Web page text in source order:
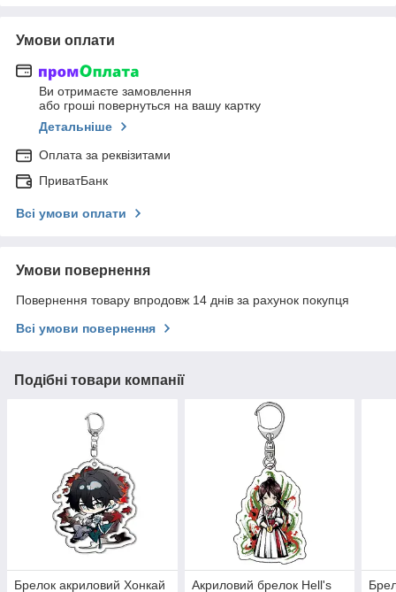
Умови оплати
Ви отримаєте замовлення
або гроші повернуться на вашу картку
Детальніше
Оплата за реквізитами
ПриватБанк
Всі умови оплати
Умови повернення
Повернення товару впродовж 14 днів за рахунок покупця
Всі умови повернення
Подібні товари компанії
Брелок акриловий Хонкай
Акриловий брелок Hell's